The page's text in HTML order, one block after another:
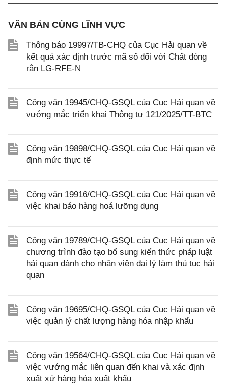
VĂN BẢN CÙNG LĨNH VỰC
Thông báo 19997/TB-CHQ của Cục Hải quan về
kết quả xác định trước mã số đối với Chất đóng
rắn LG-RFE-N
Công văn 19945/CHQ-GSQL của Cục Hải quan về
vướng mắc triển khai Thông tư 121/2025/TT-BTC
Công văn 19898/CHQ-GSQL của Cục Hải quan về
định mức thực tế
Công văn 19916/CHQ-GSQL của Cục Hải quan về
việc khai báo hàng hoá lưỡng dụng
Công văn 19789/CHQ-GSQL của Cục Hải quan về
chương trình đào tạo bổ sung kiến thức pháp luật
hải quan dành cho nhân viên đại lý làm thủ tục hải
quan
Công văn 19695/CHQ-GSQL của Cục Hải quan về
việc quản lý chất lượng hàng hóa nhập khẩu
Công văn 19564/CHQ-GSQL của Cục Hải quan về
việc vướng mắc liên quan đến khai và xác định
xuất xứ hàng hóa xuất khẩu